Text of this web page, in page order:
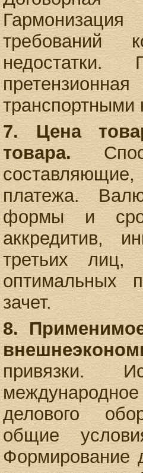
требований
недостатки.
транспортными
7. Цена
товара.
платежа.
формы и
аккредитив,
третьих лиц,
оптимальных
зачет.
8.
привязки.
делового
общие
Формирование